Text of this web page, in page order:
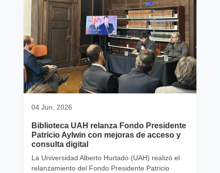
04 Jun, 2026
Biblioteca UAH relanza Fondo Presidente
Patricio Aylwin con mejoras de acceso y
consulta digital
La Universidad Alberto Hurtado (UAH) realizó el
relanzamiento del Fondo Presidente Patricio